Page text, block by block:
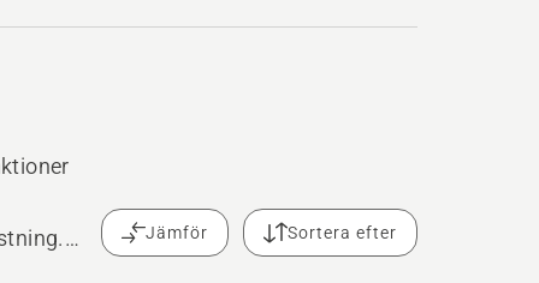
Jämför Sortera efter